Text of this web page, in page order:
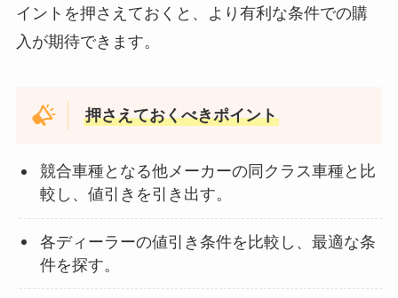
イントを押さえておくと、より有利な条件での購
入が期待できます。
押さえておくべきポイント
競合車種となる他メーカーの同クラス車種と比
較し、値引きを引き出す。
各ディーラーの値引き条件を比較し、最適な条
件を探す。